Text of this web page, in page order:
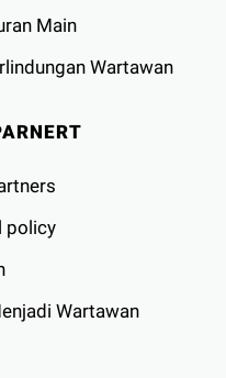
Main
Wartawan
policy
Wartawan